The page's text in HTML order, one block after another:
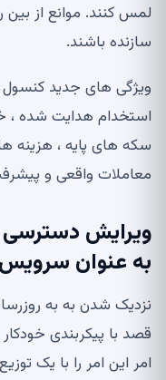
لمس کنند. موانع از
سازنده باشند.
استخدام هدایت شده ،
سکه های پایه ، هزینه
معاملات واقعی و
ویرایش
به عنوان سرویس
نزدیک شدن به به
قصد با پیکربندی